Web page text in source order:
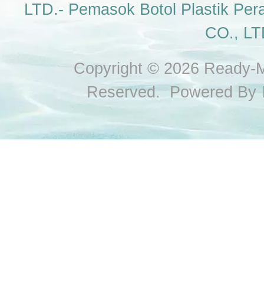
LTD.- Pemasok Botol Plastik
CO.,
Copyright © 2026 Ready-
Reserved. Powered By